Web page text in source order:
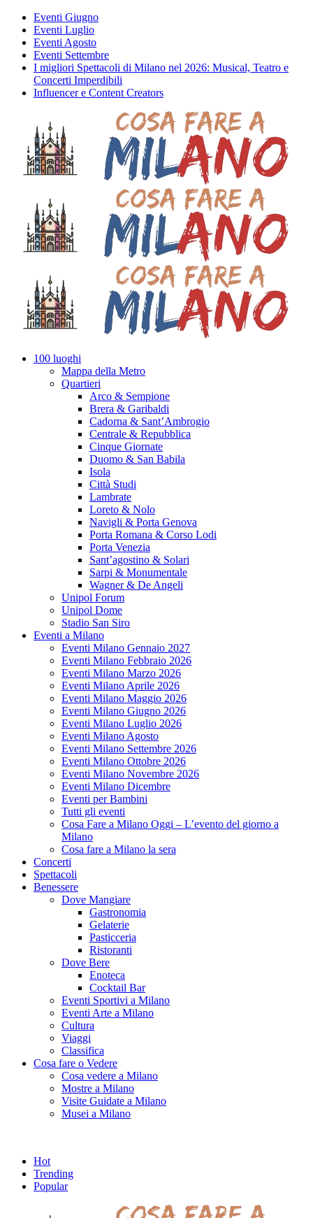
Eventi Giugno
Eventi Luglio
Eventi Agosto
Eventi Settembre
I migliori Spettacoli di Milano nel 2026: Musical, Teatro e
Concerti Imperdibili
Influencer e Content Creators
100 luoghi
Mappa della Metro
Quartieri
Arco & Sempione
Brera & Garibaldi
Cadorna & Sant’Ambrogio
Centrale & Repubblica
Cinque Giornate
Duomo & San Babila
Isola
Città Studi
Lambrate
Loreto & Nolo
Navigli & Porta Genova
Porta Romana & Corso Lodi
Porta Venezia
Sant’agostino & Solari
Sarpi & Monumentale
Wagner & De Angeli
Unipol Forum
Unipol Dome
Stadio San Siro
Eventi a Milano
Eventi Milano Gennaio 2027
Eventi Milano Febbraio 2026
Eventi Milano Marzo 2026
Eventi Milano Aprile 2026
Eventi Milano Maggio 2026
Eventi Milano Giugno 2026
Eventi Milano Luglio 2026
Eventi Milano Agosto
Eventi Milano Settembre 2026
Eventi Milano Ottobre 2026
Eventi Milano Novembre 2026
Eventi Milano Dicembre
Eventi per Bambini
Tutti gli eventi
Cosa Fare a Milano Oggi – L’evento del giorno a
Milano
Cosa fare a Milano la sera
Concerti
Spettacoli
Benessere
Dove Mangiare
Gastronomia
Gelaterie
Pasticceria
Ristoranti
Dove Bere
Enoteca
Cocktail Bar
Eventi Sportivi a Milano
Eventi Arte a Milano
Cultura
Viaggi
Classifica
Cosa fare o Vedere
Cosa vedere a Milano
Mostre a Milano
Visite Guidate a Milano
Musei a Milano
Hot
Trending
Popular